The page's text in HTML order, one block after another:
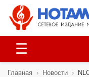
☰
Главная › Новости ›